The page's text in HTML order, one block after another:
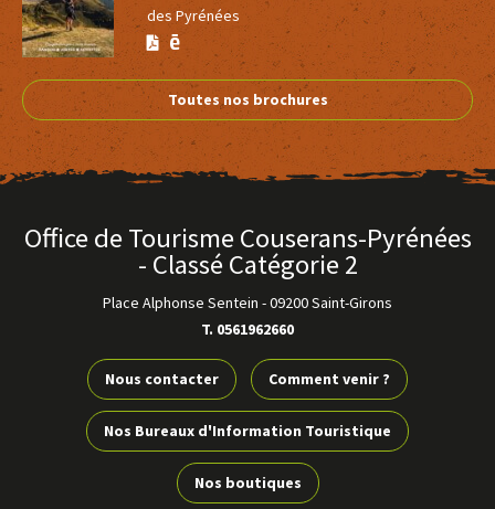
Dimanche
11h00 à 23h00
Toute l'annéeOuverture le mercredi de 9h à 17h. Le jeudi, vendredi
et dimanche de 11h à 23h. Le samedi de 11h à 2h.
Bistro culturel Le Poulpe du Lac
SAINTE-CROIX-VOLVESTRE
Voir
plus
Le sentier de Guilhem Luc
SAINTE-CROIX-VOLVESTRE
des Pyrénées
Version
PDF
Version
Calaméo
Toutes nos brochures
Office de Tourisme Couserans-Pyrénées
- Classé Catégorie 2
Place Alphonse Sentein -09200 Saint-Girons
T. 0561962660
Nous contacter Comment venir ?
Nos Bureaux d'Information Touristique
Nos boutiques